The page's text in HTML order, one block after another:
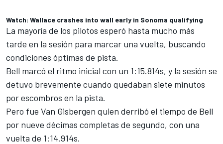
Watch: Wallace crashes into wall early in Sonoma qualifying
La mayoría de los pilotos esperó hasta mucho más
tarde en la sesión para marcar una vuelta, buscando
condiciones óptimas de pista.
Bell marcó el ritmo inicial con un 1:15.814s, y la sesión se
detuvo brevemente cuando quedaban siete minutos
por escombros en la pista.
Pero fue Van Gisbergen quien derribó el tiempo de Bell
por nueve décimas completas de segundo, con una
vuelta de 1:14.914s.